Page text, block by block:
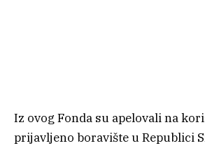
Iz ovog Fonda su apelovali na
prijavljeno boravište u Republici